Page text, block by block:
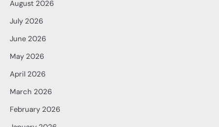
August 2026
July 2026
June 2026
May 2026
April 2026
March 2026
February 2026